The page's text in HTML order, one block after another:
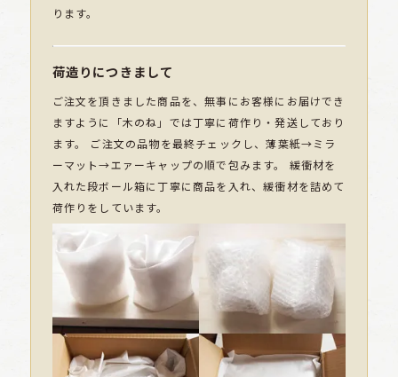
ります。
荷造りにつきまして
ご注文を頂きました商品を、無事にお客様にお届けでき
ますように「木のね」では丁寧に荷作り・発送しており
ます。 ご注文の品物を最終チェックし、薄葉紙→ミラ
ーマット→エァーキャップの順で包みます。 緩衝材を
入れた段ボール箱に丁寧に商品を入れ、緩衝材を詰めて
荷作りをしています。